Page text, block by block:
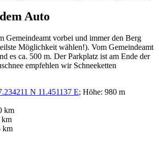
Auto
Gemeindeamt vorbei und immer den Berg
Möglichkeit wählen!). Vom Gemeindeamt
es ca. 500 m. Der Parkplatz ist am Ende der
empfehlen wir Schneeketten
N 11.451137 E; Höhe: 980 m
km
km
km